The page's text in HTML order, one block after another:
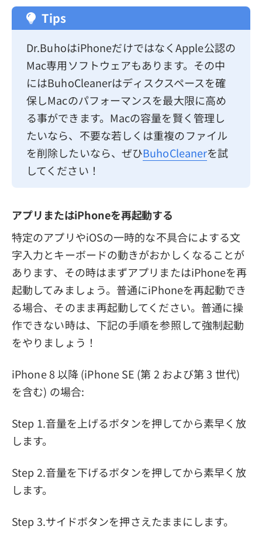
Tips
Dr.BuhoはiPhoneだけではなくApple公認の
Mac専用ソフトウェアもあります。その中
にはBuhoCleanerはディスクスペースを確
保しMacのパフォーマンスを最大限に高め
る事ができます。Macの容量を賢く管理し
たいなら、不要な若しくは重複のファイル
を削除したいなら、ぜひBuhoCleanerを試
してください！
アプリまたはiPhoneを再起動する
特定のアプリやiOSの一時的な不具合によする文
字入力とキーボードの動きがおかしくなることが
あります、その時はまずアプリまたはiPhoneを再
起動してみましょう。普通にiPhoneを再起動でき
る場合、そのまま再起動してください。普通に操
作できない時は、下記の手順を参照して強制起動
をやりましょう！
iPhone 8 以降 (iPhone SE (第 2 および第 3 世代)
を含む) の場合:
Step 1.音量を上げるボタンを押してから素早く放
します。
Step 2.音量を下げるボタンを押してから素早く放
します。
Step 3.サイドボタンを押さえたままにします。